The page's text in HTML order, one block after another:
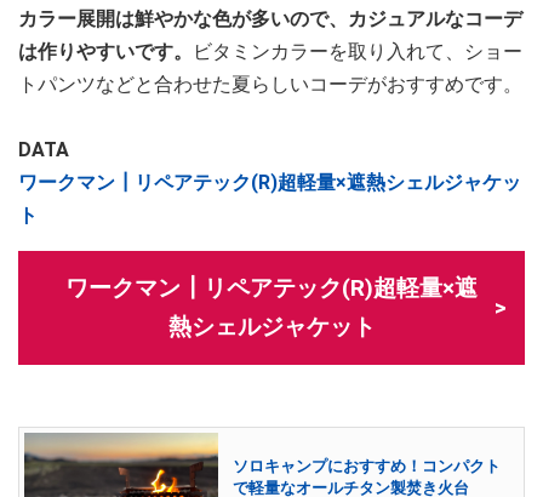
カラー展開は鮮やかな色が多いので、カジュアルなコーデ
は作りやすいです。
ビタミンカラーを取り入れて、ショー
トパンツなどと合わせた夏らしいコーデがおすすめです。
DATA
ワークマン┃リペアテック(R)超軽量×遮熱シェルジャケッ
ト
ワークマン┃リペアテック(R)超軽量×遮
熱シェルジャケット
ソロキャンプにおすすめ！コンパクト
で軽量なオールチタン製焚き火台